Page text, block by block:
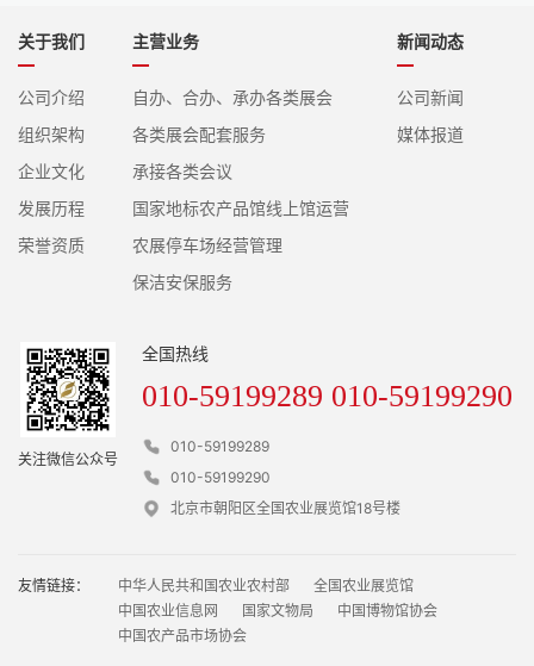
关于我们
公司介绍
组织架构
企业文化
发展历程
荣誉资质
主营业务
自办、合办、承办各类展会
各类展会配套服务
承接各类会议
国家地标农产品馆线上馆运营
农展停车场经营管理
保洁安保服务
新闻动态
公司新闻
媒体报道
关注微信公众号
全国热线
010-59199289 010-59199290
010-59199289
010-59199290
北京市朝阳区全国农业展览馆18号楼
友情链接： 中华人民共和国农业农村部
全国农业展览馆
中国农业信息网
国家文物局
中国博物馆协会
中国农产品市场协会